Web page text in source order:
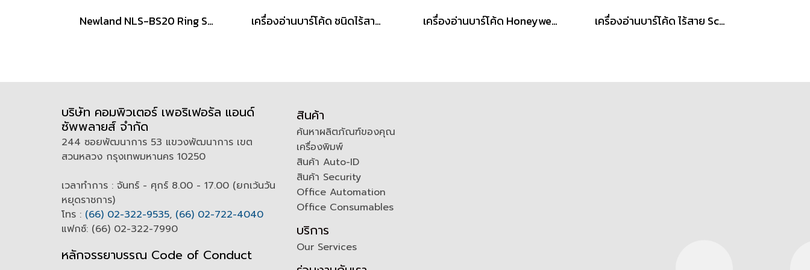
Newland NLS-BS20 Ring Scanner, Wearable Scanner 2D Cordless เครื่องอ่านบาร์โค้ด ชนิดไร้สาย Datalogic QuickScan QBT2131 เครื่องอ่านบาร์โค้ด Honeywell 1991iXR Rugged Scanner 1D/2D เครื่องอ่านบาร์โค้ด ไร้สาย Scanner iCon IC-3820-BT Wireless 2D
บริษัท คอมพิวเตอร์ เพอริเฟอรัล แอนด์
ซัพพลายส์ จำกัด
244 ซอยพัฒนาการ 53 แขวงพัฒนาการ เขต
สวนหลวง กรุงเทพมหานคร 10250
เวลาทำการ : จันทร์ - ศุกร์ 8.00 - 17.00 (ยกเว้นวัน
หยุดราชการ)
โทร : (66) 02-322-9535, (66) 02-722-4040
แฟกซ์: (66) 02-322-7990
หลักจรรยาบรรณ Code of Conduct
สินค้า
ค้นหาผลิตภัณฑ์ของคุณ
เครื่องพิมพ์
สินค้า Auto-ID
สินค้า Security
Office Automation
Office Consumables
บริการ
Our Services